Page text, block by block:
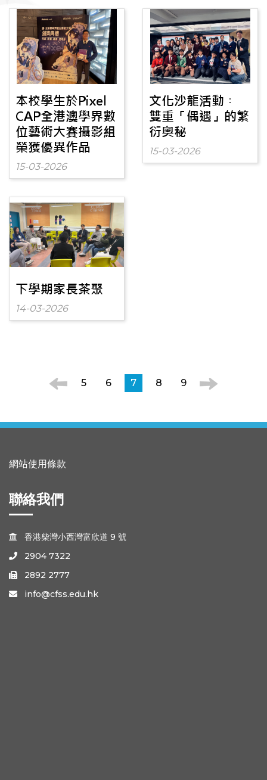
本校學生於Pixel
CAP全港澳學界數
位藝術大賽攝影組
榮獲優異作品
15-03-2026
文化沙龍活動︰
雙重「偶遇」的繁
衍奧秘
15-03-2026
下學期家長茶聚
14-03-2026
5 6 7 8 9
網站使用條款
聯絡我們
 香港柴灣小西灣富欣道 9 號
 2904 7322
 2892 2777
 info@cfss.edu.hk